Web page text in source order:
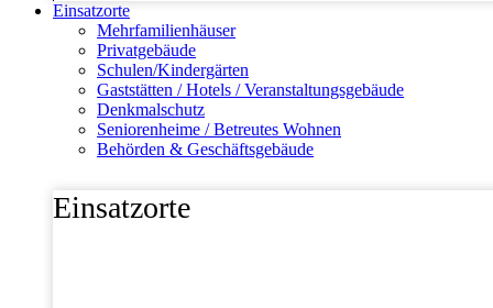
Einsatzorte
Mehrfamilienhäuser
Privatgebäude
Schulen/Kindergärten
Gaststätten / Hotels / Veranstaltungsgebäude
Denkmalschutz
Seniorenheime / Betreutes Wohnen
Behörden & Geschäftsgebäude
Einsatzorte